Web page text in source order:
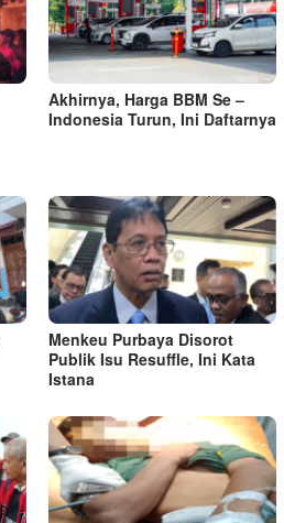
Akhirnya, Harga BBM Se –
Indonesia Turun, Ini Daftarnya
Menkeu Purbaya Disorot
Publik Isu Resuffle, Ini Kata
Istana